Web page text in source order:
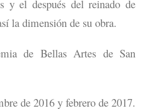
y el después del reinado de
la dimensión de su obra.
de Bellas Artes de San
de 2016 y febrero de 2017.